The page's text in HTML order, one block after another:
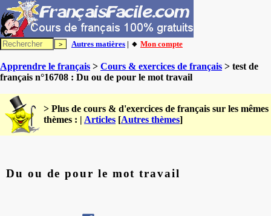
Autres matières | 🔸 Mon compte
Apprendre le français > Cours & exercices de français > test de
français n°16708 : Du ou de pour le mot travail
> Plus de cours & d'exercices de français sur les mêmes
thèmes : | Articles [Autres thèmes]
Du ou de pour le mot travail